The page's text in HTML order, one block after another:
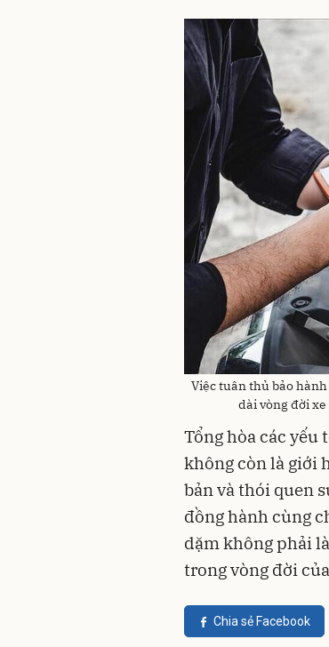
Việc tuân thủ bảo
dài vòng đời
Tổng hòa các yếu
không còn là giới
bản và thói quen
đồng hành cùng
dặm không phải
trong vòng đời
Chia sẻ Facebook